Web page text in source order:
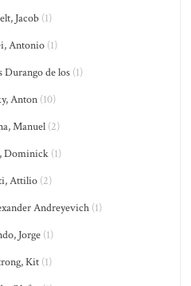
Jacob (1)
Antonio(1)
Durango de los (1)
Anton(10)
Manuel(2)
Dominick (1)
Attilio(2)
Andreyevich(1)
Jorge (1)
Kit (1)